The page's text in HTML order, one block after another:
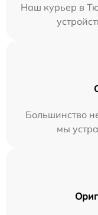
Наш курьер в
Большинство
мы